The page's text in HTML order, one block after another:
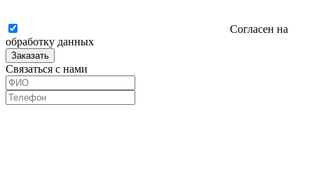
Согласен на
обработку данных
Заказать
Связаться с нами